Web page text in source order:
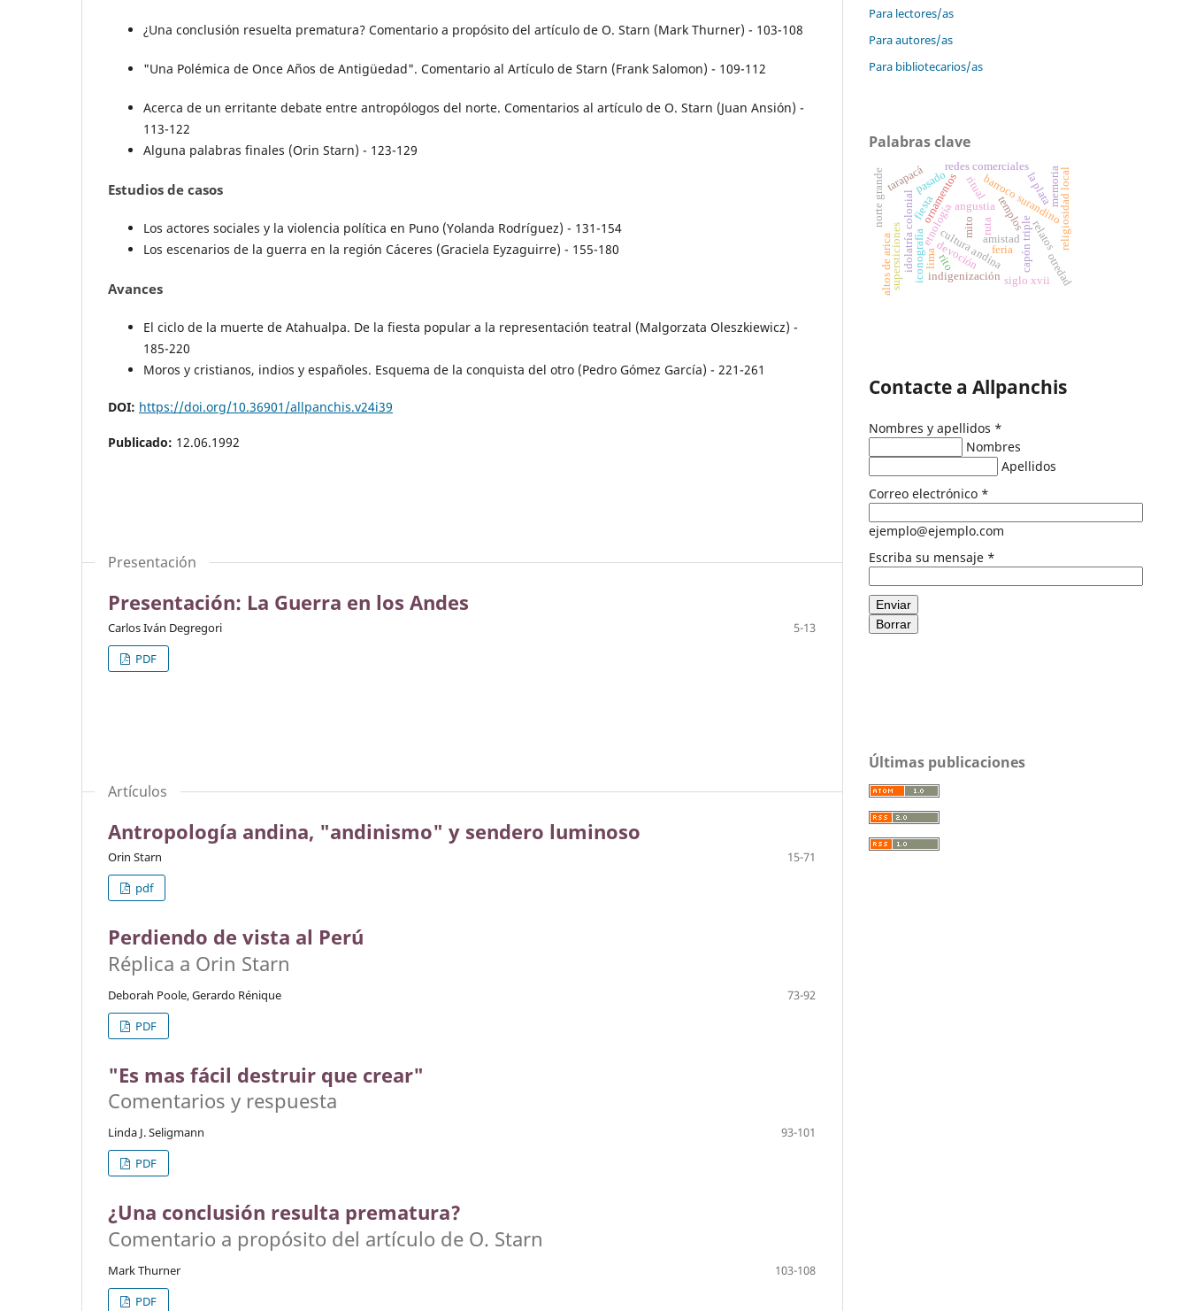
¿Una conclusión resuelta prematura? Comentario a propósito del artículo de O. Starn (Mark Thurner) - 103-108
"Una Polémica de Once Años de Antigüedad". Comentario al Artículo de Starn (Frank Salomon) - 109-112
Acerca de un erritante debate entre antropólogos del norte. Comentarios al artículo de O. Starn (Juan Ansión) -
113-122
Alguna palabras finales (Orin Starn) - 123-129
Estudios de casos
Los actores sociales y la violencia política en Puno (Yolanda Rodríguez) - 131-154
Los escenarios de la guerra en la región Cáceres (Graciela Eyzaguirre) - 155-180
Avances
El ciclo de la muerte de Atahualpa. De la fiesta popular a la representación teatral (Malgorzata Oleszkiewicz) -
185-220
Moros y cristianos, indios y españoles. Esquema de la conquista del otro (Pedro Gómez García) - 221-261
DOI: https://doi.org/10.36901/allpanchis.v24i39
Publicado: 12.06.1992
Presentación
Presentación: La Guerra en los Andes
Carlos Iván Degregori
5-13
PDF
Artículos
Antropología andina, "andinismo" y sendero luminoso
Orin Starn
15-71
pdf
Perdiendo de vista al Perú
Réplica a Orin Starn
Deborah Poole, Gerardo Rénique
73-92
PDF
"Es mas fácil destruir que crear"
Comentarios y respuesta
Linda J. Seligmann
93-101
PDF
¿Una conclusión resulta prematura?
Comentario a propósito del artículo de O. Starn
Mark Thurner
103-108
PDF
Para lectores/as
Para autores/as
Para bibliotecarios/as
Palabras clave
etnología amistad
mito
cultura andina
angustia
ruta templos
iconografía
ornamentos barroco surandino
idolatría colonial capón triple
lima
la plata
siglo xvii
redes comerciales
tarapacá religiosidad local
indigenización
supersticiones
altos de arica devoción
norte grande
relatos
pasado
fiesta
feria
ritual
rito
memoria
otredad
Contacte a Allpanchis
Nombres y apellidos *
Nombres
Apellidos
Correo electrónico *
ejemplo@ejemplo.com
Escriba su mensaje *
Enviar
Borrar
Últimas publicaciones